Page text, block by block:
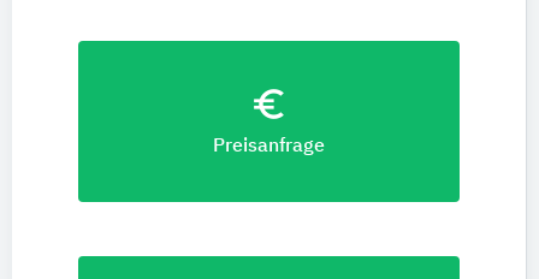
euro_symbol
Preisanfrage